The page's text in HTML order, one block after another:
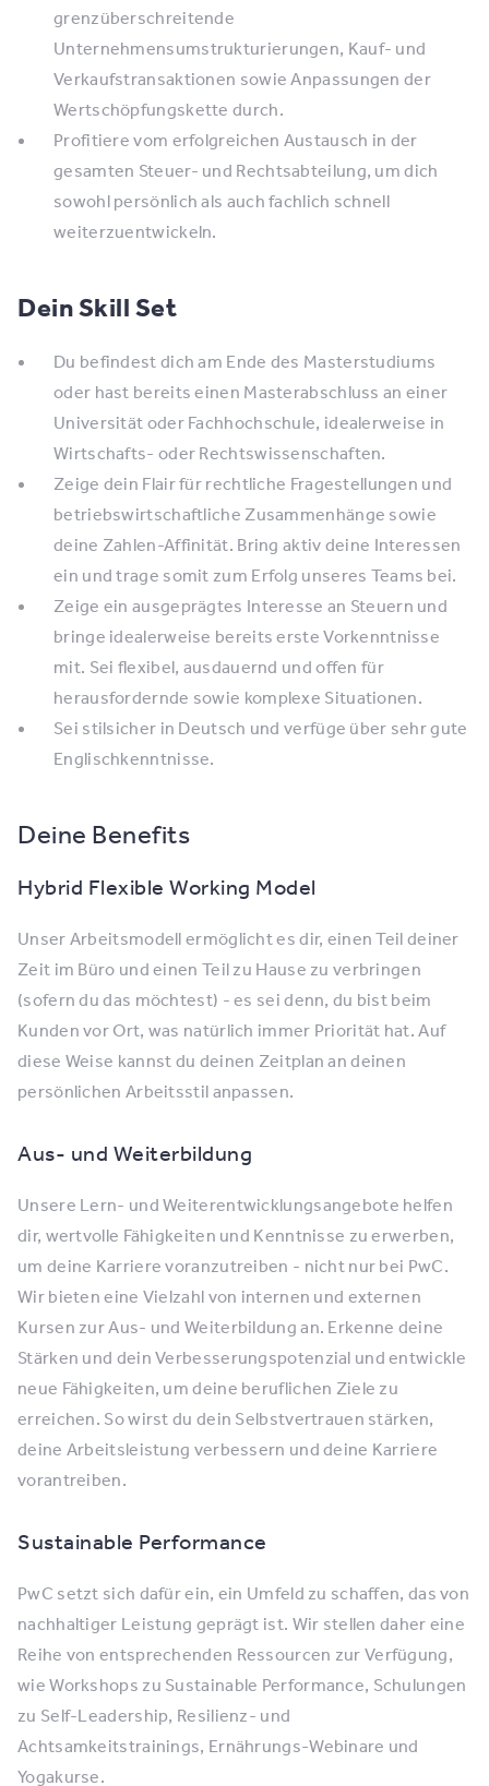
grenzüberschreitende
Unternehmensumstrukturierungen, Kauf- und
Verkaufstransaktionen sowie Anpassungen der
Wertschöpfungskette durch.
Profitiere vom erfolgreichen Austausch in der
gesamten Steuer- und Rechtsabteilung, um dich
sowohl persönlich als auch fachlich schnell
weiterzuentwickeln.
Dein Skill Set
Du befindest dich am Ende des Masterstudiums
oder hast bereits einen Masterabschluss an einer
Universität oder Fachhochschule, idealerweise in
Wirtschafts- oder Rechtswissenschaften.
Zeige dein Flair für rechtliche Fragestellungen und
betriebswirtschaftliche Zusammenhänge sowie
deine Zahlen-Affinität. Bring aktiv deine Interessen
ein und trage somit zum Erfolg unseres Teams bei.
Zeige ein ausgeprägtes Interesse an Steuern und
bringe idealerweise bereits erste Vorkenntnisse
mit. Sei flexibel, ausdauernd und offen für
herausfordernde sowie komplexe Situationen.
Sei stilsicher in Deutsch und verfüge über sehr gute
Englischkenntnisse.
Deine Benefits
Hybrid Flexible Working Model
Unser Arbeitsmodell ermöglicht es dir, einen Teil deiner
Zeit im Büro und einen Teil zu Hause zu verbringen
(sofern du das möchtest) - es sei denn, du bist beim
Kunden vor Ort, was natürlich immer Priorität hat. Auf
diese Weise kannst du deinen Zeitplan an deinen
persönlichen Arbeitsstil anpassen.
Aus- und Weiterbildung
Unsere Lern- und Weiterentwicklungsangebote helfen
dir, wertvolle Fähigkeiten und Kenntnisse zu erwerben,
um deine Karriere voranzutreiben - nicht nur bei PwC.
Wir bieten eine Vielzahl von internen und externen
Kursen zur Aus- und Weiterbildung an. Erkenne deine
Stärken und dein Verbesserungspotenzial und entwickle
neue Fähigkeiten, um deine beruflichen Ziele zu
erreichen. So wirst du dein Selbstvertrauen stärken,
deine Arbeitsleistung verbessern und deine Karriere
vorantreiben.
Sustainable Performance
PwC setzt sich dafür ein, ein Umfeld zu schaffen, das von
nachhaltiger Leistung geprägt ist. Wir stellen daher eine
Reihe von entsprechenden Ressourcen zur Verfügung,
wie Workshops zu Sustainable Performance, Schulungen
zu Self-Leadership, Resilienz- und
Achtsamkeitstrainings, Ernährungs-Webinare und
Yogakurse.